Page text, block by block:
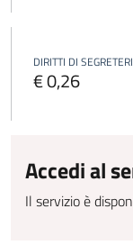
DIRITTI DI
€ 0,26
Accedi al
Il servizio è